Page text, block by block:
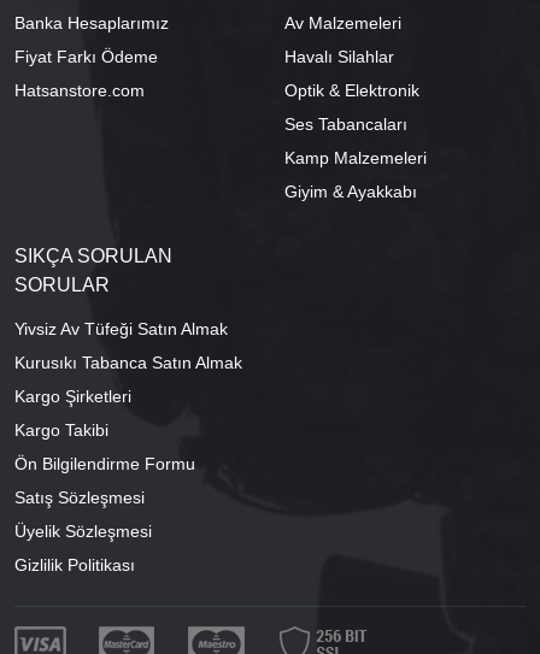
Banka Hesaplarımız
Fiyat Farkı Ödeme
Hatsanstore.com
Av Malzemeleri
Havalı Silahlar
Optik & Elektronik
Ses Tabancaları
Kamp Malzemeleri
Giyim & Ayakkabı
SIKÇA SORULAN
SORULAR
Yivsiz Av Tüfeği Satın Almak
Kurusıkı Tabanca Satın Almak
Kargo Şirketleri
Kargo Takibi
Ön Bilgilendirme Formu
Satış Sözleşmesi
Üyelik Sözleşmesi
Gizlilik Politikası